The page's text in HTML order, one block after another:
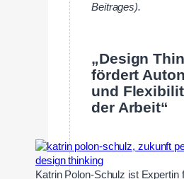
Beitrages).
„Design
fördert
und
der Arbeit“
Katrin Polon-Schulz ist Expertin